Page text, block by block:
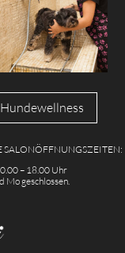
Hundewellness
SALONÖFFNUNGSZEITEN:
– 18.00 Uhr
Mo geschlossen.